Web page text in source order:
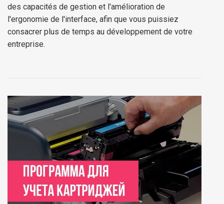
des capacités de gestion et l'amélioration de
l'ergonomie de l'interface, afin que vous puissiez
consacrer plus de temps au développement de votre
entreprise.